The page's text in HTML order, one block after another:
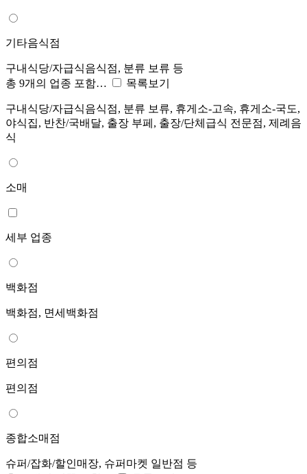
기타음식점
구내식당/자급식음식점, 분류 보류 등
총 9개의 업종 포함…
목록보기
구내식당/자급식음식점, 분류 보류, 휴게소-고속, 휴게소-국도,
야식집, 반찬/국배달, 출장 부페, 출장/단체급식 전문점, 제례음
식
소매
세부 업종
백화점
백화점, 면세백화점
편의점
편의점
종합소매점
슈퍼/잡화/할인매장, 슈퍼마켓 일반점 등